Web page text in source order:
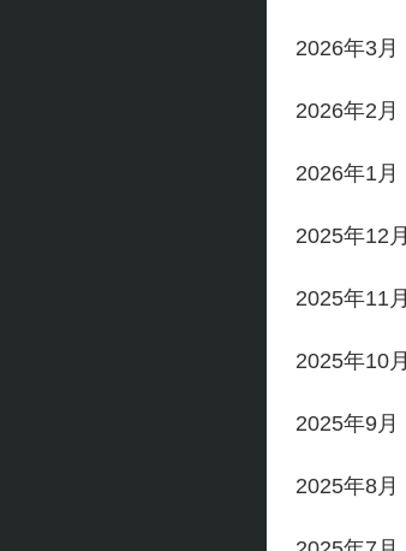
2026年3月
2026年2月
2026年1月
2025年12月
2025年11月
2025年10月
2025年9月
2025年8月